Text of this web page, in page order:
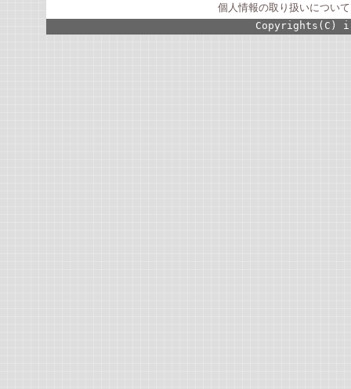
個人情報の取り扱いについて
Copyrights(C)